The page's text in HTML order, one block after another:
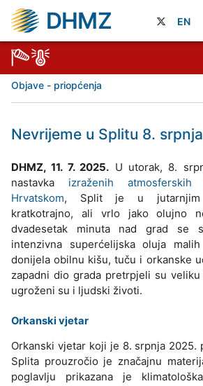
DHMZ EN
Objave - priopćenja
Nevrijeme u Splitu 8.
DHMZ, 11. 7. 2025. U utorak, 8.
nastavka izraženih
Hrvatskom, Split je u jutarnjim
kratkotrajno, ali vrlo jako olujno
dvadesetak minuta nad grad se
intenzivna superćelijska oluja
donijela obilnu kišu, tuču i orkanske
zapadni dio grada pretrpjeli su
ugroženi su i ljudski životi.
Orkanski vjetar
Orkanski vjetar koji je 8. srpnja 2025.
Splita prouzročio je značajnu
poglavlju prikazana je